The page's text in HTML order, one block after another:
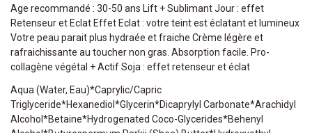
Age recommandé : 30-50 ans Lift + Sublimant Jour : effet
Retenseur et Eclat Effet Eclat : votre teint est éclatant et lumineux
Votre peau parait plus hydraée et fraiche Crème légère et
rafraichissante au toucher non gras. Absorption facile. Pro-
collagène végétal + Actif Soja : effet retenseur et éclat
Aqua (Water, Eau)*Caprylic/Capric
Triglyceride*Hexanediol*Glycerin*Dicaprylyl Carbonate*Arachidyl
Alcohol*Betaine*Hydrogenated Coco-Glycerides*Behenyl